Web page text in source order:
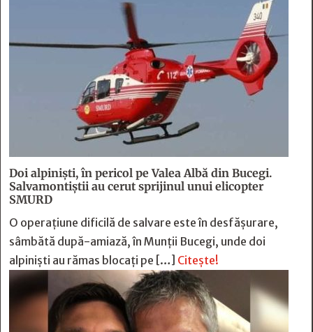
Doi alpiniști, în pericol pe Valea Albă din Bucegi.
Salvamontiștii au cerut sprijinul unui elicopter
SMURD
O operațiune dificilă de salvare este în desfășurare,
sâmbătă după-amiază, în Munții Bucegi, unde doi
alpiniști au rămas blocați pe […] Citește!